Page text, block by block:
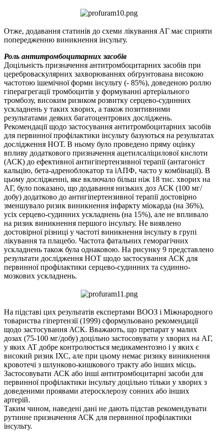
Отже, додавання статинів до схеми лікування АГ має сприяти
попередженню виникнення інсульту.
Роль антитромбоцитарних засобів
Доцільність призначення антитромбоцитарних засобів при
цереброваскулярних захворюваннях обґрунтована високою
частотою ішемічної форми інсульту (- 85%), доведеною роллю
гіперагрегації тромбоцитів у формуванні артеріального
тромбозу, високим ризиком розвитку серцево-судинних
ускладнень у таких хворих, а також позитивними
результатами деяких багатоцентрових досліджень.
Рекомендації щодо застосування антитромбоцитарних засобів
для первинної профілактики інсульту базуються на результатах
дослідження НОТ. В ньому було проведено пряму оцінку
впливу додаткового призначення ацетилсаліцилової кислоти
(АСК) до ефективної антигіпертензивної терапії (антагоніст
кальцію, бета-адреноблокатор та іАПФ, часто у комбінації). В
цьому дослідженні, яке включало більш ніж 18 тис. хворих на
АГ, було показано, що додавання низьких доз АСК (100 мг/
добу) додатково до антигіпертензивної терапії достовірно
зменшувало ризик виникнення інфаркту міокарда (на 36%),
усіх серцево-судинних ускладнень (на 15%), але не впливало
на ризик виникнення першого інсульту. Не виявлено
достовірної різниці у частоті виникнення інсульту в групі
лікування та плацебо. Частота фатальних геморагічних
ускладнень також була однаковою. На рисунку 9 представлено
результати дослідження НОТ щодо застосування АСК для
первинної профілактики серцево-судинних та судинно-
мозкових ускладнень.
На підставі цих результатів експертами ВООЗ і Міжнародного
товариства гіпертензії (1999) сформульовано рекомендації
щодо застосування АСК. Вважають, що препарат у малих
дозах (75-100 мг/добу) доцільно застосовувати у хворих на АГ,
у яких AT добре контролюється медикаментозно і у яких є
високий ризик ІХС, але при цьому немає ризику виникнення
кровотечі з шлунково-кишкового тракту або інших місць.
Застосовувати АСК або інші антитромбоцитарні засоби для
первинної профілактики інсульту доцільно тільки у хворих з
доведеними проявами атеросклерозу сонних або інших
артерій.
Таким чином, наведені дані не дають підстав рекомендувати
рутинне призначення АСК для первинної профілактики
інсульту.